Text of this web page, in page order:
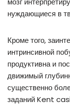
нуждающиеся в
Кроме того,
интринсивной
продуктивна и
движимый
существенно
заданий Kent